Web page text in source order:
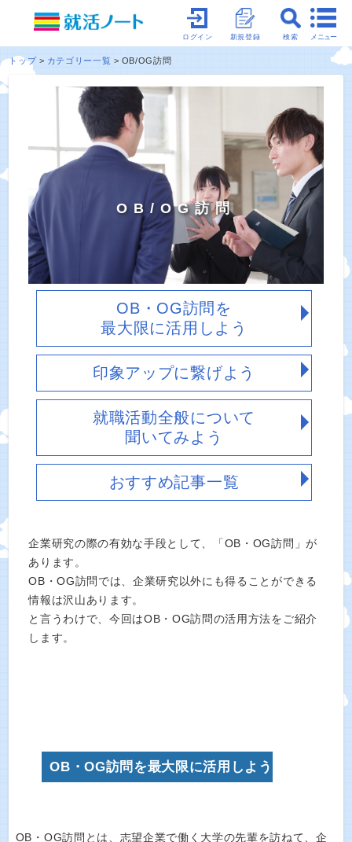
メニュー
検索
新規登録
ログイン
トップ カテゴリー一覧 OB/OG訪問
OB/OG訪問
OB・OG訪問を
最大限に活用しよう
印象アップに繋げよう
就職活動全般について
聞いてみよう
おすすめ記事一覧
企業研究の際の有効な手段として、「OB・OG訪問」が
あります。
OB・OG訪問では、企業研究以外にも得ることができる
情報は沢山あります。
と言うわけで、今回はOB・OG訪問の活用方法をご紹介
します。
OB・OG訪問を最大限に活用しよう
OB・OG訪問とは、志望企業で働く大学の先輩を訪ねて、企